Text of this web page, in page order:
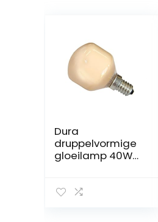
Dura
druppelvormige
gloeilamp 40W
gloeilamp